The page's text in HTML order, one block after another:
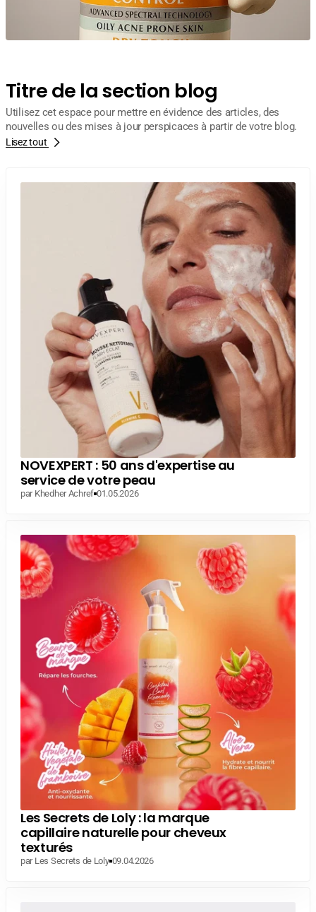
Titre de la section blog
Utilisez cet espace pour mettre en évidence des articles, des
nouvelles ou des mises à jour perspicaces à partir de votre blog.
Lisez tout
NOVEXPERT : 50 ans d'expertise au
service de votre peau
par Khedher Achref 01.05.2026
Les Secrets de Loly : la marque
capillaire naturelle pour cheveux
texturés
par Les Secrets de Loly 09.04.2026